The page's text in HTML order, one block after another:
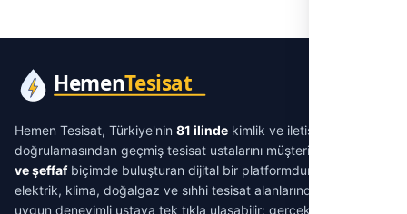
Hemen Tesisat, Türkiye'nin 81 ilinde kimlik ve iletişim
doğrulamasından geçmiş tesisat ustalarını müşterilerle
ve şeffafbiçimde buluşturan dijital bir platformdur. Su tesisatı,
elektrik, klima, doğalgaz ve sıhhi tesisat alanlarında ihtiyacınıza
uygun deneyimli ustaya tek tıkla ulaşabilir; gerçek müşteri